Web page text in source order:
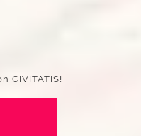
CIVITATIS!